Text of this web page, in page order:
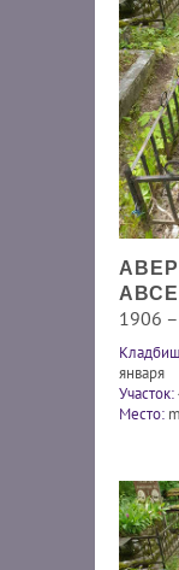
1906
января
Участок:
Место: